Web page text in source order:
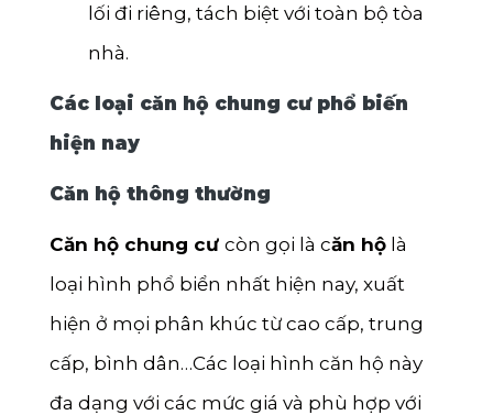
lối đi riêng, tách biệt với toàn bộ tòa
nhà.
Các loại căn hộ chung cư phổ biến
hiện nay
Căn hộ thông thường
Căn hộ chung cư còn gọi là căn hộ là
loại hình phổ biển nhất hiện nay, xuất
hiện ở mọi phân khúc từ cao cấp, trung
cấp, bình dân…Các loại hình căn hộ này
đa dạng với các mức giá và phù hợp với